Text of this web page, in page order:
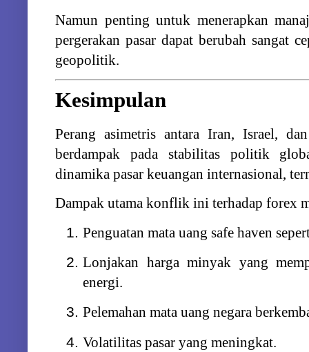
Namun penting untuk menerapkan
pergerakan pasar dapat berubah sangat
geopolitik.
Kesimpulan
Perang asimetris antara Iran, Israel,
berdampak pada stabilitas politik
dinamika pasar keuangan internasional,
Dampak utama konflik ini terhadap forex
Penguatan mata uang safe haven
Lonjakan hargaminyak yang
energi.
Pelemahan mata uang negara
Volatilitas pasar yang meningkat.